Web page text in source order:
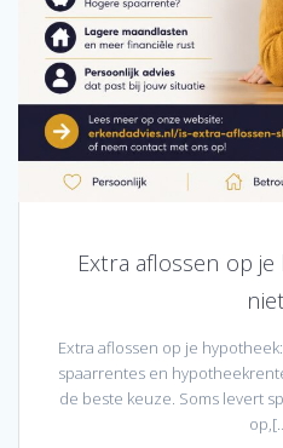
Extra aflossen op
Extra aflossen op je
spaarrentes en
de beste keuze. Soms levert